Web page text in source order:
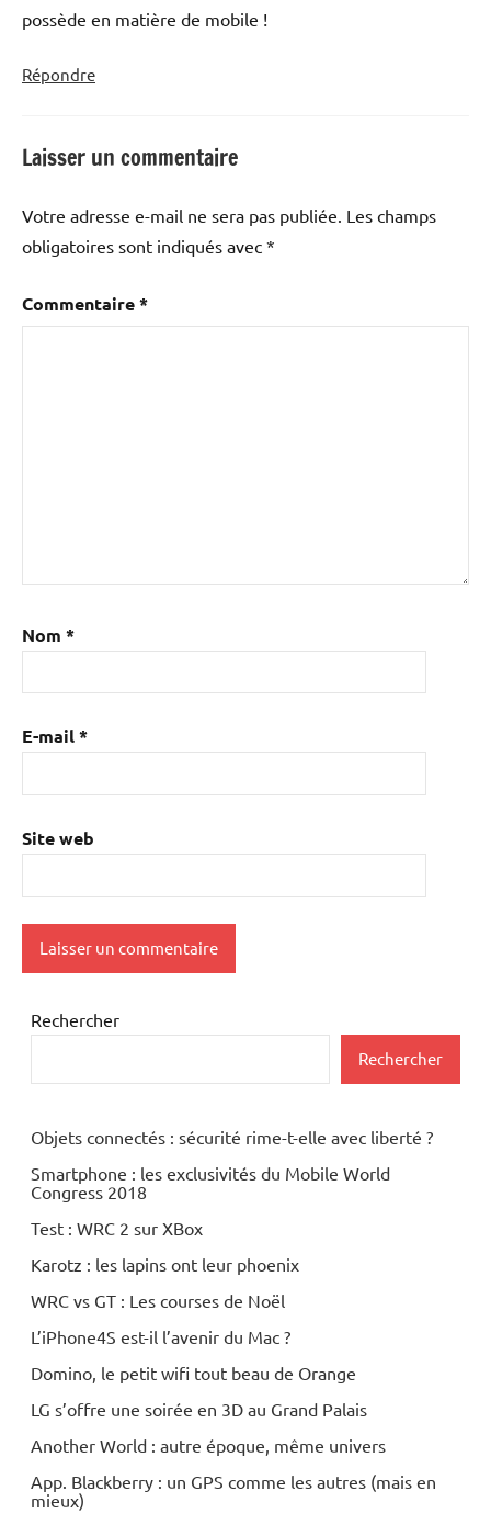
possède en matière de mobile !
Répondre
Laisser un commentaire
Votre adresse e-mail ne sera pas publiée. Les champs
obligatoires sont indiqués avec *
Commentaire*
Nom *
E-mail*
Site web
Rechercher
Rechercher
Objets connectés : sécurité rime-t-elle avec liberté ?
Smartphone : les exclusivités du Mobile World
Congress 2018
Test : WRC 2 sur XBox
Karotz : les lapins ont leur phoenix
WRC vs GT : Les courses de Noël
L’iPhone4S est-il l’avenir du Mac ?
Domino, le petit wifi tout beau de Orange
LG s’offre une soirée en 3D au Grand Palais
Another World : autre époque, même univers
App. Blackberry : un GPS comme les autres (mais en
mieux)